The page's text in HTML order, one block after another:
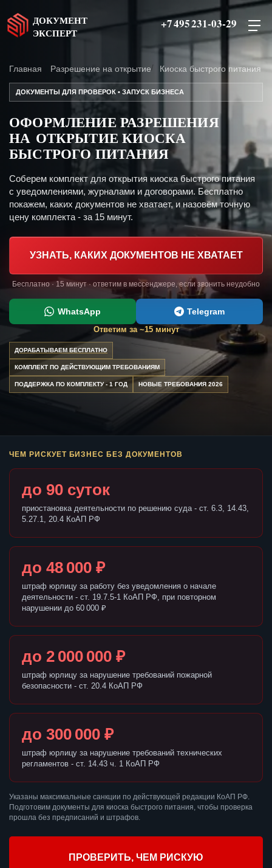
ДОКУМЕНТ
ЭКСПЕРТ
+7 495 231-03-29
Главная Разрешение на открытие Киоска быстрого питания
ДОКУМЕНТЫ ДЛЯ ПРОВЕРОК • ЗАПУСК БИЗНЕСА
ОФОРМЛЕНИЕ РАЗРЕШЕНИЯ
НА ОТКРЫТИЕ КИОСКА
БЫСТРОГО ПИТАНИЯ
Соберем комплект для открытия киоска быстрого питания
с уведомлениями, журналами и договорами. Бесплатно
покажем, каких документов не хватает, и назовём точную
цену комплекта - за 15 минут.
УЗНАТЬ, КАКИХ ДОКУМЕНТОВ НЕ ХВАТАЕТ
Бесплатно · 15 минут · ответим в мессенджере, если звонить неудобно
WhatsApp Telegram
Ответим за ~15 минут
ДОРАБАТЫВАЕМ БЕСПЛАТНО
КОМПЛЕКТ ПО ДЕЙСТВУЮЩИМ ТРЕБОВАНИЯМ
ПОДДЕРЖКА ПО КОМПЛЕКТУ - 1 ГОД НОВЫЕ ТРЕБОВАНИЯ 2026
ЧЕМ РИСКУЕТ БИЗНЕС БЕЗ ДОКУМЕНТОВ
до 90 суток
приостановка деятельности по решению суда - ст. 6.3, 14.43,
5.27.1, 20.4 КоАП РФ
до 48 000 ₽
штраф юрлицу за работу без уведомления о начале
деятельности - ст. 19.7.5-1 КоАП РФ, при повторном
нарушении до 60 000 ₽
до 2 000 000 ₽
штраф юрлицу за нарушение требований пожарной
безопасности - ст. 20.4 КоАП РФ
до 300 000 ₽
штраф юрлицу за нарушение требований технических
регламентов - ст. 14.43 ч. 1 КоАП РФ
Указаны максимальные санкции по действующей редакции КоАП РФ.
Подготовим документы для киоска быстрого питания, чтобы проверка
прошла без предписаний и штрафов.
ПРОВЕРИТЬ, ЧЕМ РИСКУЮ